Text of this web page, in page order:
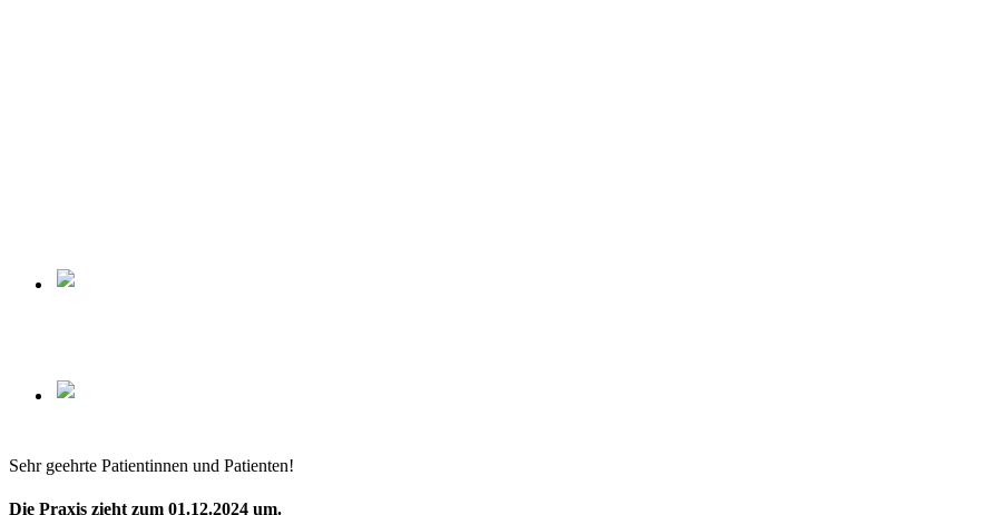
Sehr geehrte Patientinnen und Patienten!
Die Praxis zieht zum 01.12.2024 um.